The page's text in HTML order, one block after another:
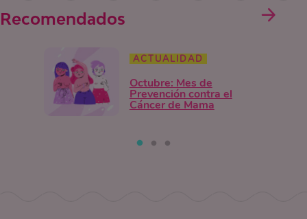
Recomendados
ACTUALIDAD
Octubre: Mes de
Prevención contra el
Cáncer de Mama